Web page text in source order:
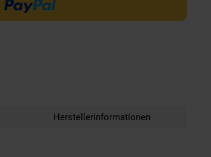
Herstellerinformationen